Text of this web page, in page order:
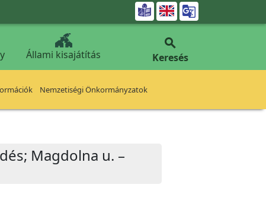

Állami kisajátítás

Keresés
Nemzetiségi Önkormányzatok
Magdolna u. –